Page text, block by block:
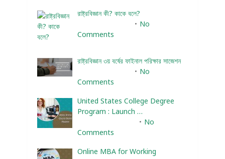
রাষ্ট্রবিজ্ঞান কী? কাকে বলে?
No
Comments
রাষ্ট্রবিজ্ঞান ৩য় বর্ষের ফাইনাল পরিক্ষার সাজেশন
No
Comments
United States College Degree
Program : Launch …
No
Comments
Online MBA for Working